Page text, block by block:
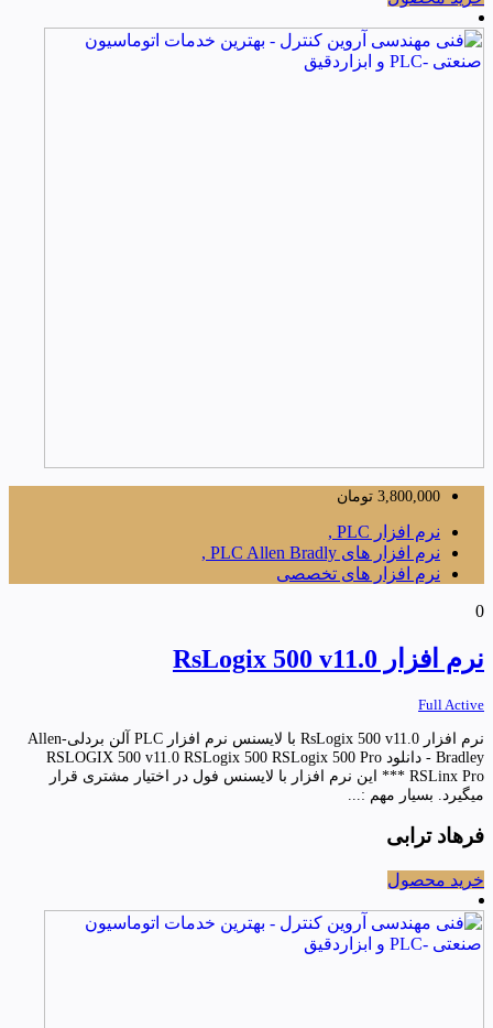
3,800,000 تومان
نرم افزار PLC ,
نرم افزار های PLC Allen Bradly ,
نرم افزار های تخصصی
0
نرم افزار RsLogix 500 v11.0
Full Active
نرم افزار RsLogix 500 v11.0 با لایسنس نرم افزار PLC آلن بردلی-Allen
Bradley - دانلود RSLOGIX 500 v11.0 RSLogix 500 RSLogix 500 Pro
RSLinx Pro *** این نرم افزار با لایسنس فول در اختیار مشتری قرار
میگیرد. بسیار مهم :...
فرهاد ترابی
خرید محصول